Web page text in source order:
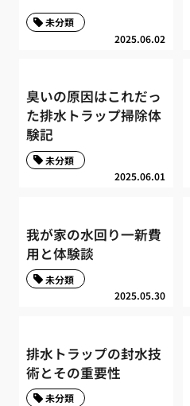
2025.06.02
未分類
臭いの原因はこれだっ
た排水トラップ掃除体
験記
2025.06.01
未分類
我が家の水回り一新費
用と体験談
2025.05.30
未分類
排水トラップの封水技
術とその重要性
未分類